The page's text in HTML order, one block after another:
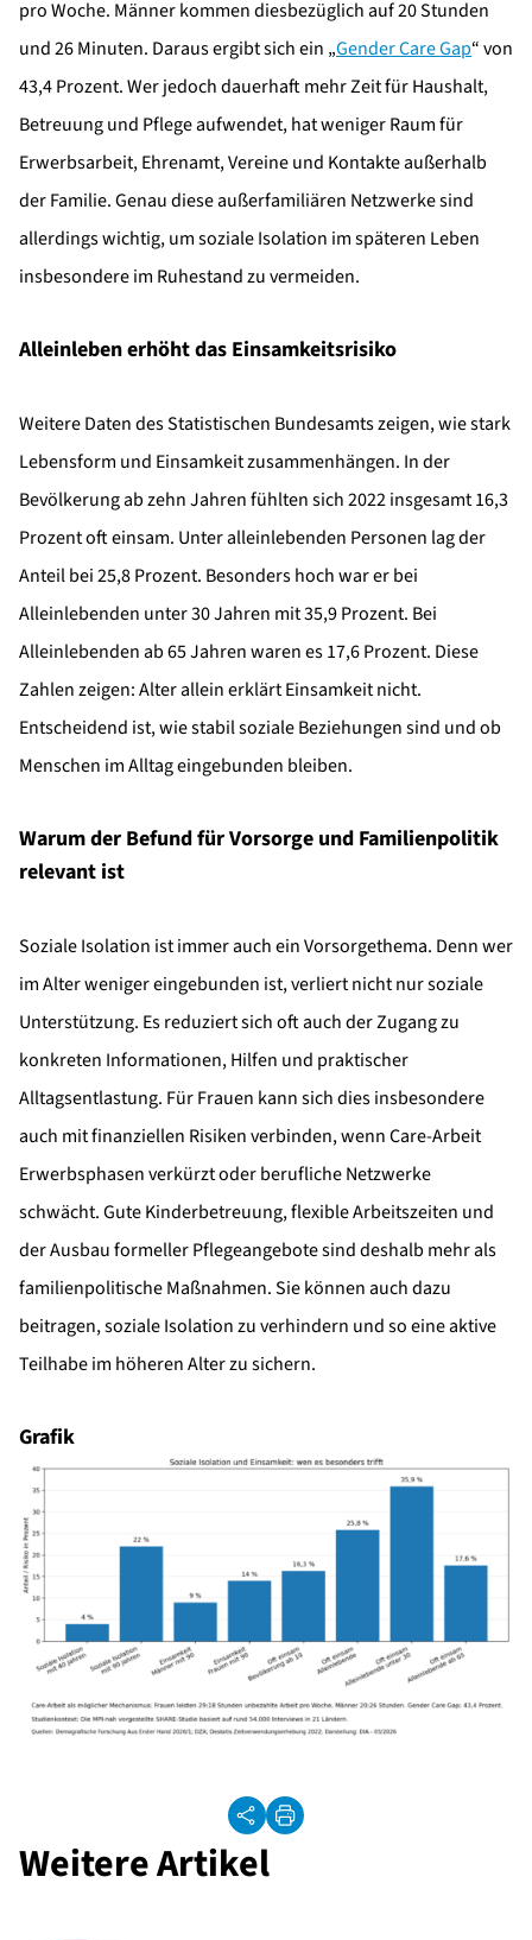
pro Woche. Männer kommen diesbezüglich auf 20 Stunden
und 26 Minuten. Daraus ergibt sich ein „Gender Care Gap“ von
43,4 Prozent. Wer jedoch dauerhaft mehr Zeit für Haushalt,
Betreuung und Pflege aufwendet, hat weniger Raum für
Erwerbsarbeit, Ehrenamt, Vereine und Kontakte außerhalb
der Familie. Genau diese außerfamiliären Netzwerke sind
allerdings wichtig, um soziale Isolation im späteren Leben
insbesondere im Ruhestand zu vermeiden.
Alleinleben erhöht das Einsamkeitsrisiko
Weitere Daten des Statistischen Bundesamts zeigen, wie stark
Lebensform und Einsamkeit zusammenhängen. In der
Bevölkerung ab zehn Jahren fühlten sich 2022 insgesamt 16,3
Prozent oft einsam. Unter alleinlebenden Personen lag der
Anteil bei 25,8 Prozent. Besonders hoch war er bei
Alleinlebenden unter 30 Jahren mit 35,9 Prozent. Bei
Alleinlebenden ab 65 Jahren waren es 17,6 Prozent. Diese
Zahlen zeigen: Alter allein erklärt Einsamkeit nicht.
Entscheidend ist, wie stabil soziale Beziehungen sind und ob
Menschen im Alltag eingebunden bleiben.
Warum der Befund für Vorsorge und Familienpolitik
relevant ist
Soziale Isolation ist immer auch ein Vorsorgethema. Denn wer
im Alter weniger eingebunden ist, verliert nicht nur soziale
Unterstützung. Es reduziert sich oft auch der Zugang zu
konkreten Informationen, Hilfen und praktischer
Alltagsentlastung. Für Frauen kann sich dies insbesondere
auch mit finanziellen Risiken verbinden, wenn Care-Arbeit
Erwerbsphasen verkürzt oder berufliche Netzwerke
schwächt. Gute Kinderbetreuung, flexible Arbeitszeiten und
der Ausbau formeller Pflegeangebote sind deshalb mehr als
familienpolitische Maßnahmen. Sie können auch dazu
beitragen, soziale Isolation zu verhindern und so eine aktive
Teilhabe im höheren Alter zu sichern.
Grafik
Weitere Artikel